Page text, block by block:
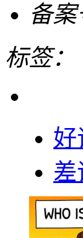
备案
标签：
好
差